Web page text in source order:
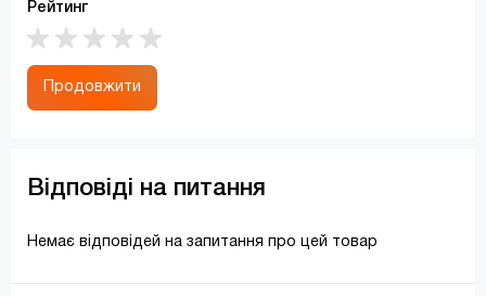
Рейтинг
Продовжити
Відповіді на питання
Немає відповідей на запитання про цей товар